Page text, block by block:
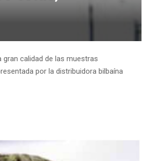
gran calidad de las muestras
por la distribuidora bilbaína